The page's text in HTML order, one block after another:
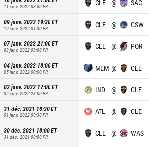
11 janv. 2022 03:00FR CLE @ SAC
09 janv. 2022 19:30ET
10 janv. 2022 01:30FR CLE @ GSW
07 janv. 2022 21:00ET
08 janv. 2022 03:00FR CLE @ POR
04 janv. 2022 18:00ET
05 janv. 2022 00:00FR MEM @ CLE
02 janv. 2022 17:00ET
02 janv. 2022 23:00FR IND @ CLE
31 déc. 2021 18:30ET
01 janv. 2022 00:30FR ATL @ CLE
30 déc. 2021 18:00ET
31 déc. 2021 00:00FR CLE @ WAS